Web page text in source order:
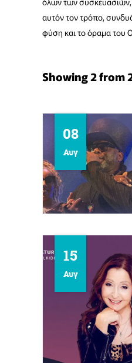
αυτόν τον τρόπο,
φύση και το όραμα του
Showing 2 from
08
Αυγ
15
Αυγ